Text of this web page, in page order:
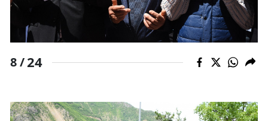
8 /24